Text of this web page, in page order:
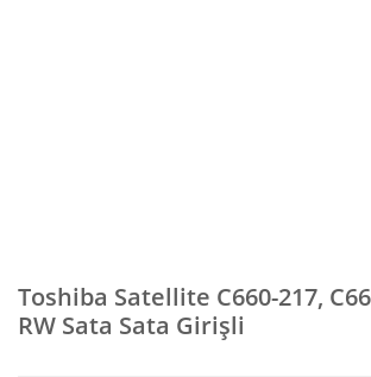
Toshiba Satellite C660-217,
RW Sata Sata Girişli